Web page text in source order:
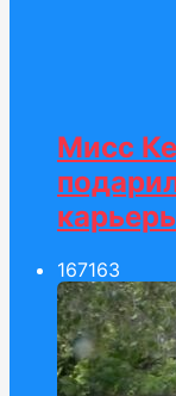
Мисс
167163